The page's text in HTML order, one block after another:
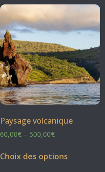
Paysage volcanique
60,00€– 500,00€
Choix des options